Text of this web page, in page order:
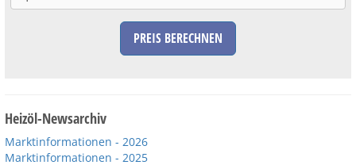
PREIS BERECHNEN
Heizöl-Newsarchiv
Marktinformationen - 2026
Marktinformationen - 2025